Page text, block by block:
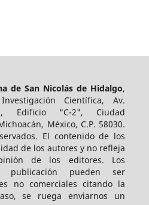
de San Nicolás de Hidalgo,
Científica, Av.
Edificio "C-2", Ciudad
México, C.P. 58030.
El contenido de los
de los autores y no refleja
de los editores. Los
publicación pueden ser
no comerciales citando la
se ruega enviarnos un